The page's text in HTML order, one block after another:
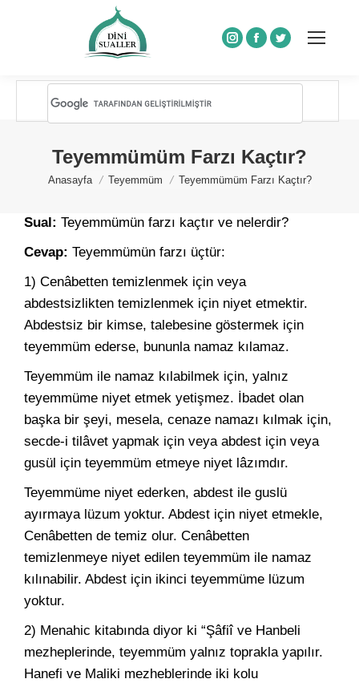
Instagram
Facebook
Twitter
Teyemmümüm Farzı Kaçtır?
You are here:
Anasayfa Teyemmüm Teyemmümüm Farzı Kaçtır?
Sual: Teyemmümün farzı kaçtır ve nelerdir?
Cevap: Teyemmümün farzı üçtür:
1) Cenâbetten temizlenmek için veya
abdestsizlikten temizlenmek için niyet etmektir.
Abdestsiz bir kimse, talebesine göstermek için
teyemmüm ederse, bununla namaz kılamaz.
Teyemmüm ile namaz kılabilmek için, yalnız
teyemmüme niyet etmek yetişmez. İbadet olan
başka bir şeyi, mesela, cenaze namazı kılmak için,
secde-i tilâvet yapmak için veya abdest için veya
gusül için teyemmüm etmeye niyet lâzımdır.
Teyemmüme niyet ederken, abdest ile guslü
ayırmaya lüzum yoktur. Abdest için niyet etmekle,
Cenâbetten de temiz olur. Cenâbetten
temizlenmeye niyet edilen teyemmüm ile namaz
kılınabilir. Abdest için ikinci teyemmüme lüzum
yoktur.
2) Menahic kitabında diyor ki “Şâfiî ve Hanbeli
mezheplerinde, teyemmüm yalnız toprakla yapılır.
Hanefi ve Maliki mezheblerinde iki kolu